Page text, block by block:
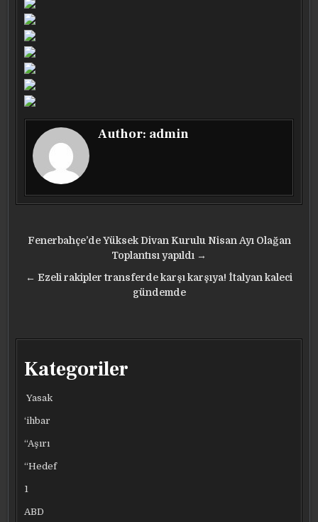
Author: admin
Yazı
Fenerbahçe’de Yüksek Divan Kurulu Nisan Ayı Olağan
Toplantısı yapıldı →
← Ezeli rakipler transferde karşı karşıya! İtalyan kaleci
gündemde
Kategoriler
Yasak
‘ihbar
“Aşırı
“Hedef
1
ABD